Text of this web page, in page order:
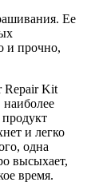
Ее
и прочно,
Repair Kit
наиболее
продукт
и легко
одна
высыхает,
время.